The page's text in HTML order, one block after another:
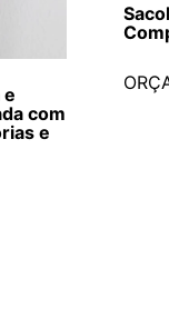
e
com
e